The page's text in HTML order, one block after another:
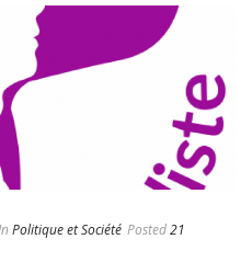
Politique et Société Posted21